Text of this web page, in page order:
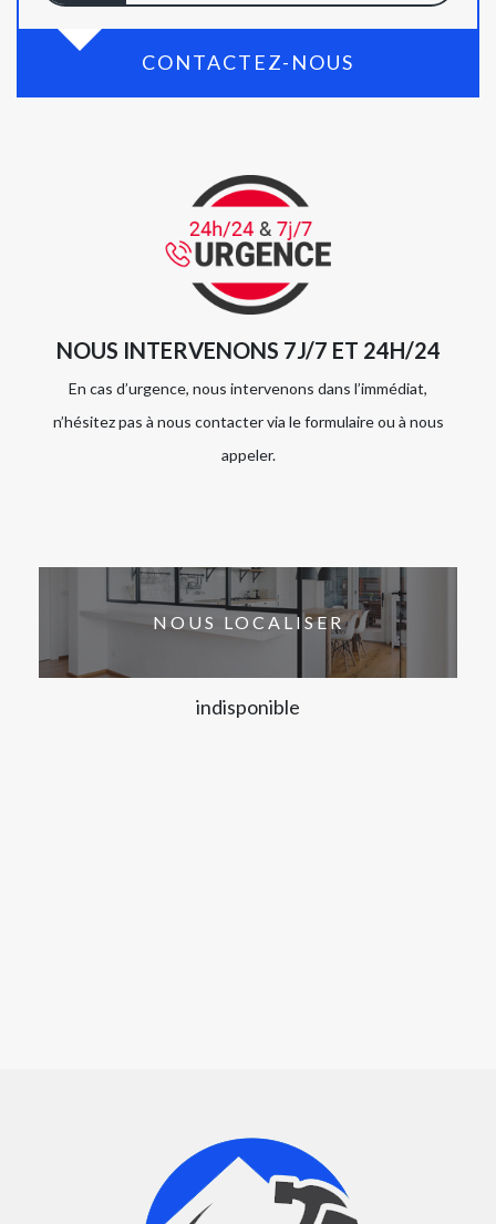
CONTACTEZ-NOUS
NOUS INTERVENONS 7J/7 ET 24H/24
En cas d’urgence, nous intervenons dans l’immédiat,
n’hésitez pas à nous contacter via le formulaire ou à nous
appeler.
NOUS LOCALISER
indisponible